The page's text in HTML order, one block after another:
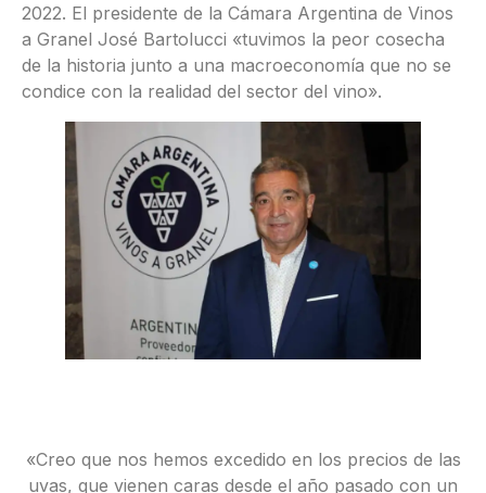
2022. El presidente de la Cámara Argentina de Vinos
a Granel José Bartolucci «tuvimos la peor cosecha
de la historia junto a una macroeconomía que no se
condice con la realidad del sector del vino».
«Creo que nos hemos excedido en los precios de las
uvas, que vienen caras desde el año pasado con un